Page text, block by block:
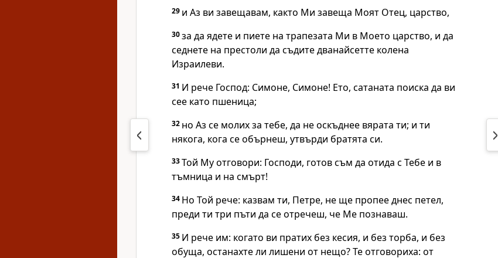
29 и Аз ви завещавам, както Ми завеща Моят Отец, царство,
30за да ядете и пиете на трапезата Ми в Моето царство, и да
седнете на престоли да съдите дванайсетте колена
Израилеви.
31 И рече Господ: Симоне, Симоне! Ето, сатаната поиска да ви
сее като пшеница;
32 но Аз се молих за тебе, да не оскъднее вярата ти; и ти
някога, кога се обърнеш, утвърди братята си.
33Той Му отговори: Господи, готов съм да отида с Тебе и в
тъмница и на смърт!
34 Но Той рече: казвам ти, Петре, не ще пропее днес петел,
преди ти три пъти да се отречеш, че Ме познаваш.
35 И рече им: когато ви пратих без кесия, и без торба, и без
обуща, останахте ли лишени от нещо? Те отговориха: от